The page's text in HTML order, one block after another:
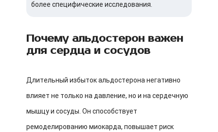
более специфические исследования.
Почему альдостерон важен
для сердца и сосудов
Длительный избыток альдостерона негативно
влияет не только на давление, но и на сердечную
мышцу и сосуды. Он способствует
ремоделированию миокарда, повышает риск